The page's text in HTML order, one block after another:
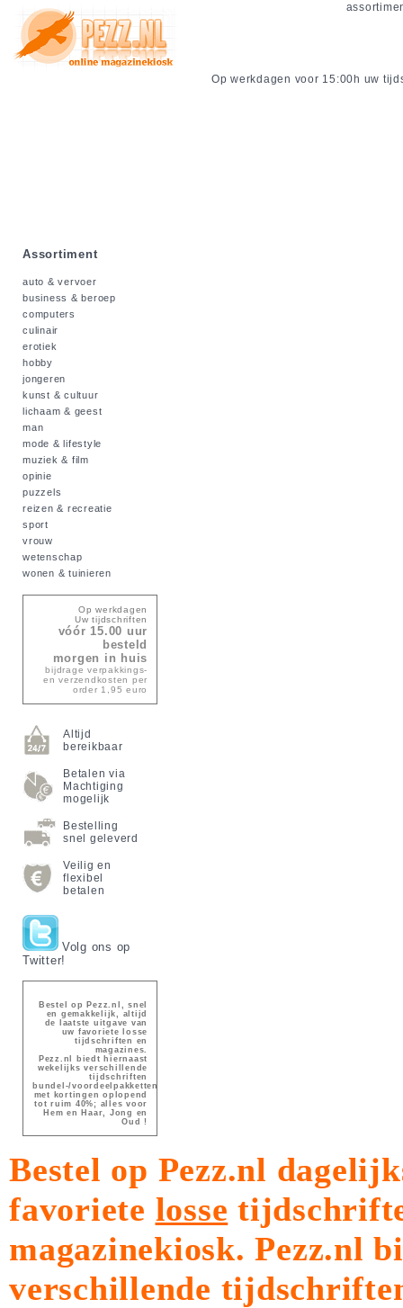
Op werkdagen voor 15:00h uw
Assortiment
auto & vervoer
business & beroep
computers
culinair
erotiek
hobby
jongeren
kunst & cultuur
lichaam & geest
man
mode & lifestyle
muziek & film
opinie
puzzels
reizen & recreatie
sport
vrouw
wetenschap
wonen & tuinieren
Op werkdagen
Uw tijdschriften
vóór 15.00 uur
besteld
morgen in huis
bijdrage verpakkings-
en verzendkosten per
order 1,95 euro
Altijd
bereikbaar
Betalen via
Machtiging
mogelijk
Bestelling
snel geleverd
Veilig en
flexibel
betalen
Volg ons op
Twitter!
Bestel op Pezz.nl, snel
en gemakkelijk, altijd
de laatste uitgave van
uw favoriete losse
tijdschriften en
magazines.
Pezz.nl biedt hiernaast
wekelijks verschillende
tijdschriften
bundel-/voordeelpakketten
met kortingen oplopend
tot ruim 40%; alles voor
Hem en Haar, Jong en
Oud !
Bestel op Pezz.nl
favoriete losse
magazinekiosk.Pezz.nl
verschillende